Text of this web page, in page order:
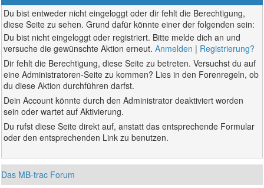
Du bist entweder nicht eingeloggt oder dir fehlt die Berechtigung,
diese Seite zu sehen. Grund dafür könnte einer der folgenden sein:
Du bist nicht eingeloggt oder registriert. Bitte melde dich an und
versuche die gewünschte Aktion erneut.Anmelden | Registrierung?
Dir fehlt die Berechtigung, diese Seite zu betreten. Versuchst du auf
eine Administratoren-Seite zu kommen? Lies in den Forenregeln, ob
du diese Aktion durchführen darfst.
Dein Account könnte durch den Administrator deaktiviert worden
sein oder wartet auf Aktivierung.
Du rufst diese Seite direkt auf, anstatt das entsprechende Formular
oder den entsprechenden Link zu benutzen.
Das MB-trac Forum